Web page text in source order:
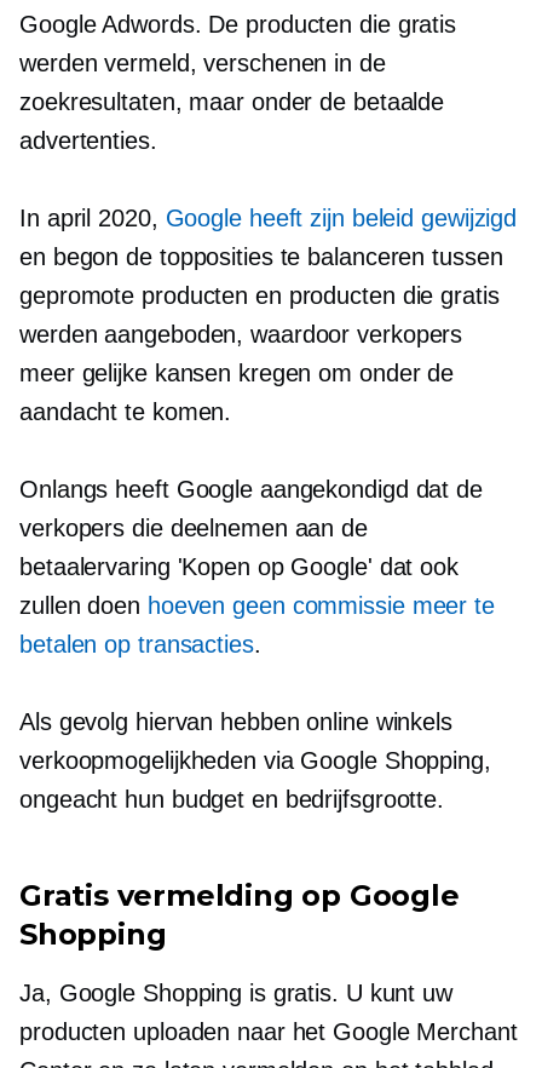
Google Adwords. De producten die gratis
werden vermeld, verschenen in de
zoekresultaten, maar onder de betaalde
advertenties.
In april 2020, Google heeft zijn beleid gewijzigd
en begon de topposities te balanceren tussen
gepromote producten en producten die gratis
werden aangeboden, waardoor verkopers
meer gelijke kansen kregen om onder de
aandacht te komen.
Onlangs heeft Google aangekondigd dat de
verkopers die deelnemen aan de
betaalervaring 'Kopen op Google' dat ook
zullen doen hoeven geen commissie meer te
betalen op transacties.
Als gevolg hiervan hebben online winkels
verkoopmogelijkheden via Google Shopping,
ongeacht hun budget en bedrijfsgrootte.
Gratis vermelding op Google
Shopping
Ja, Google Shopping is gratis. U kunt uw
producten uploaden naar het Google Merchant